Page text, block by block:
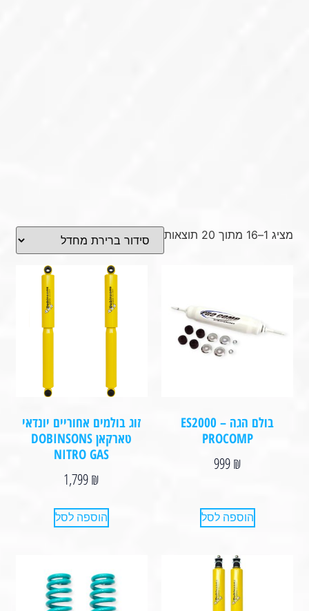
מציג 1–16 מתוך 20 תוצאות
בולם הגה – ES2000
PROCOMP
999₪
הוספה לסל
זוג בולמים אחוריים יונדאי
טארקאן DOBINSONS
NITRO GAS
1,799₪
הוספה לסל